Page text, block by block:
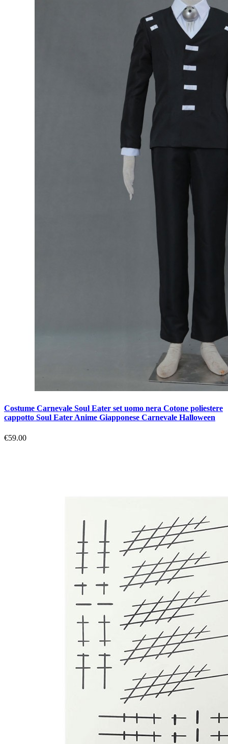
Costume Carnevale Soul Eater set uomo nera Cotone poliestere
cappotto Soul Eater Anime Giapponese Carnevale Halloween
€59.00